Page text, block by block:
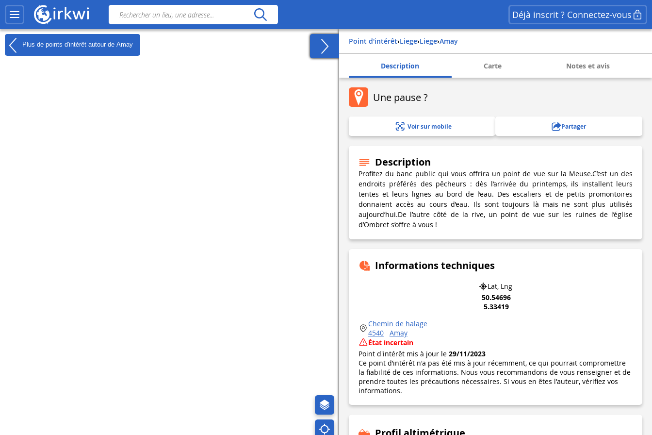
Déjà inscrit ? Connectez-vous
Plus de points d'intérêt autour de Amay Point d'intérêt› liege› liege› amay
Description Carte Notes et avis
Une pause ?
Voir sur mobile Partager
Description
Profitez du banc public qui vous offrira un point de vue sur la Meuse.C’est un des
endroits préférés des pêcheurs : dès l’arrivée du printemps, ils installent leurs
tentes et leurs lignes au bord de l’eau. Des escaliers et de petits promontoires
donnaient accès au cours d’eau. Ils sont toujours là mais ne sont plus utilisés
aujourd’hui.De l’autre côté de la rive, un point de vue sur les ruines de l’église
d’Ombret s’offre à vous !
Informations techniques
Lat, Lng
50.54696
5.33419
Chemin de halage
4540
Amay
État incertain
Point d'intérêt mis à jour le 29/11/2023
Ce point d’intérêt n'a pas été mis à jour récemment, ce qui pourrait compromettre
la fiabilité de ces informations. Nous vous recommandons de vous renseigner et de
prendre toutes les précautions nécessaires. Si vous en êtes l'auteur, vérifiez vos
informations.